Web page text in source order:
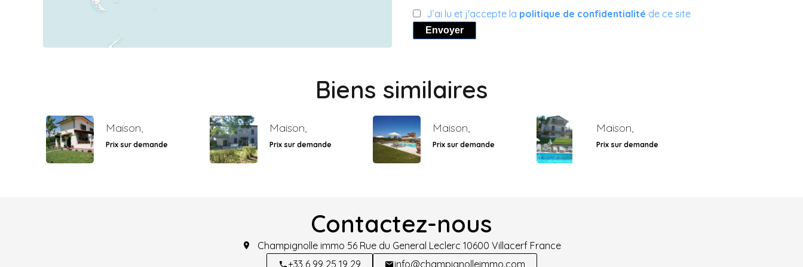
J’ai lu et j'accepte la politique de confidentialité de ce site
Envoyer
Biens similaires
Maison,
Prix sur demande
Maison,
Prix sur demande
Maison,
Prix sur demande
Maison,
Prix sur demande
Contactez-nous
Champignolle immo 56 Rue du General Leclerc 10600 Villacerf France
+33 6 99 25 19 29
info@champignolleimmo.com